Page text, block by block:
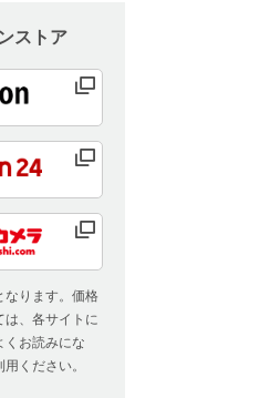
ストア
ります。価格
は、各サイトに
くお読みにな
ください。